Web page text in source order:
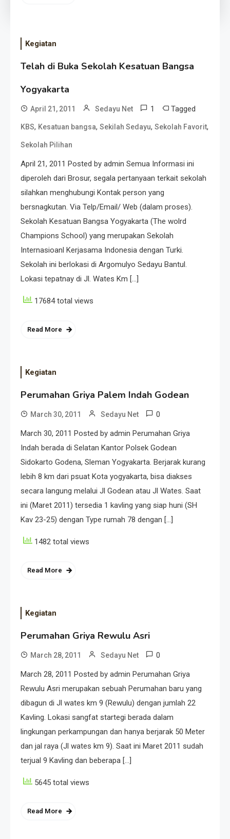
Kegiatan
Telah di Buka Sekolah Kesatuan Bangsa
Yogyakarta
April 21, 2011 Sedayu Net 1 Tagged
KBS, Kesatuan bangsa, Sekilah Sedayu, Sekolah Favorit,
Sekolah Pilihan
April 21, 2011 Posted by admin Semua Informasi ini
diperoleh dari Brosur, segala pertanyaan terkait sekolah
silahkan menghubungi Kontak person yang
bersnagkutan. Via Telp/Email/ Web (dalam proses).
Sekolah Kesatuan Bangsa Yogyakarta (The wolrd
Champions School) yang merupakan Sekolah
Internasioanl Kerjasama Indonesia dengan Turki.
Sekolah ini berlokasi di Argomulyo Sedayu Bantul.
Lokasi tepatnay di Jl. Wates Km […]
17684 total views
Read More
Kegiatan
Perumahan Griya Palem Indah Godean
March 30, 2011 Sedayu Net 0
March 30, 2011 Posted by admin Perumahan Griya
Indah berada di Selatan Kantor Polsek Godean
Sidokarto Godena, Sleman Yogyakarta. Berjarak kurang
lebih 8 km dari psuat Kota yogyakarta, bisa diakses
secara langung melalui Jl Godean atau Jl Wates. Saat
ini (Maret 2011) tersedia 1 kavling yang siap huni (SH
Kav 23-25) dengan Type rumah 78 dengan […]
1482 total views
Read More
Kegiatan
Perumahan Griya Rewulu Asri
March 28, 2011 Sedayu Net 0
March 28, 2011 Posted by admin Perumahan Griya
Rewulu Asri merupakan sebuah Perumahan baru yang
dibagun di Jl wates km 9 (Rewulu) dengan jumlah 22
Kavling. Lokasi sangfat startegi berada dalam
lingkungan perkampungan dan hanya berjarak 50 Meter
dan jal raya (Jl wates km 9). Saat ini Maret 2011 sudah
terjual 9 Kavling dan beberapa […]
5645 total views
Read More